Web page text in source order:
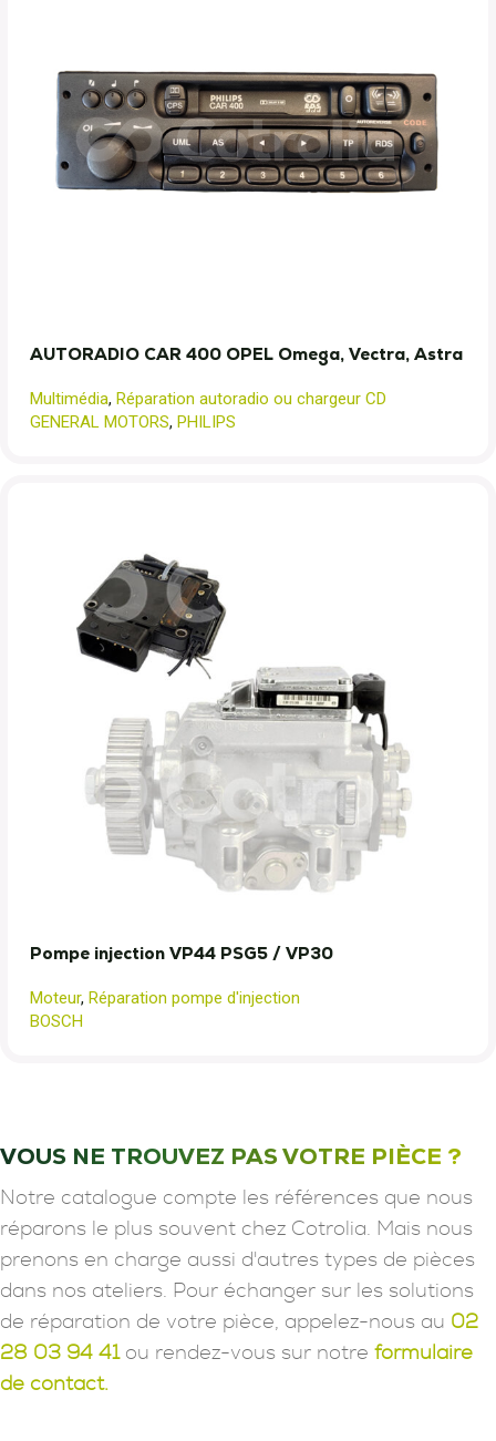
AUTORADIO CAR 400 OPEL Omega, Vectra, Astra
Multimédia, Réparation autoradio ou chargeur CD
GENERAL MOTORS, PHILIPS
Pompe injection VP44 PSG5 / VP30
Moteur, Réparation pompe d'injection
BOSCH
VOUS NE TROUVEZ PAS VOTRE PIÈCE ?
Notre catalogue compte les références que nous
réparons le plus souvent chez Cotrolia. Mais nous
prenons en charge aussi d'autres types de pièces
dans nos ateliers. Pour échanger sur les solutions
de réparation de votre pièce, appelez-nous au 02
28 03 94 41ou rendez-vous sur notre formulaire
de contact.